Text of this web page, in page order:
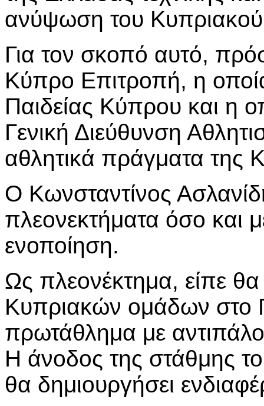
ανύψωση του Κυπριακού
Για τον σκοπό αυτό,
Κύπρο Επιτροπή, η
Παιδείας Κύπρου και η
Γενική Διεύθυνση
αθλητικά πράγματα της
Ο Κωνσταντίνος
πλεονεκτήματα όσο και
ενοποίηση.
Ως πλεονέκτημα, είπε θα
Κυπριακών ομάδων στο
πρωτάθλημα με
Η άνοδος της στάθμης
θα δημιουργήσει